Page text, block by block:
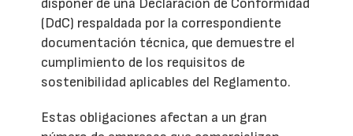
(DdC) respaldada por la correspondiente
documentación técnica, que demuestre el
cumplimiento de los requisitos de
sostenibilidad aplicables del Reglamento.
Estas obligaciones afectan a un gran